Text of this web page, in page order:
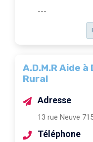
---
A.D.M.R Aide
Rural
Adresse
13 rue Neuve
Téléphone